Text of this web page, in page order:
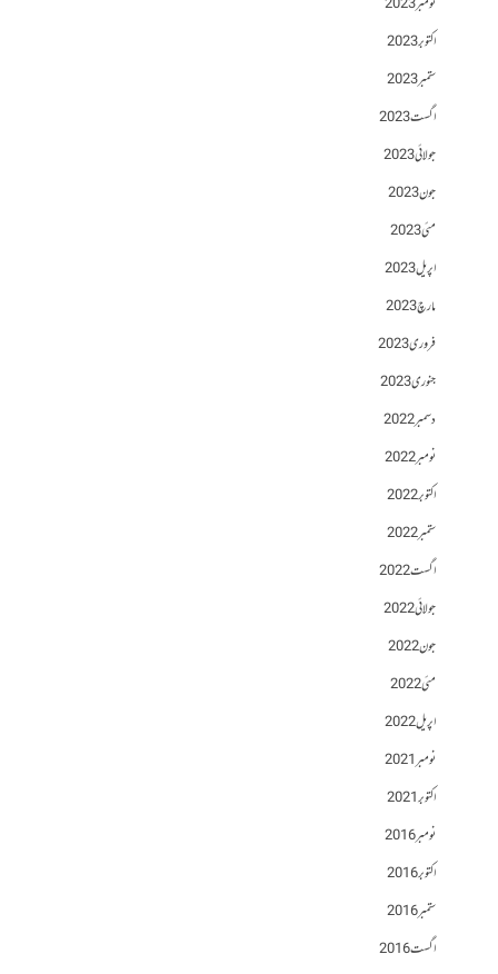
اکتوبر 2023
ستمبر 2023
اگست 2023
جولائی 2023
جون 2023
مئی 2023
اپریل 2023
مارچ 2023
فروری 2023
جنوری 2023
دسمبر 2022
نومبر 2022
اکتوبر 2022
ستمبر 2022
اگست 2022
جولائی 2022
جون 2022
مئی 2022
اپریل 2022
نومبر 2021
اکتوبر 2021
نومبر 2016
اکتوبر 2016
ستمبر 2016
اگست 2016